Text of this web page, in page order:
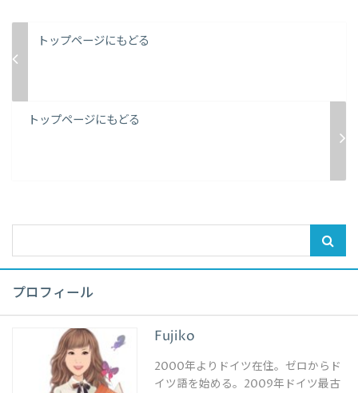
トップページにもどる
トップページにもどる
プロフィール
Fujiko
2000年よりドイツ在住。ゼロからド
イツ語を始める。2009年ドイツ最古